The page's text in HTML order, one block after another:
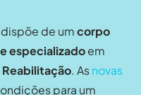
dispõe de umcorpo
especializadoem
. Asnovas
para um